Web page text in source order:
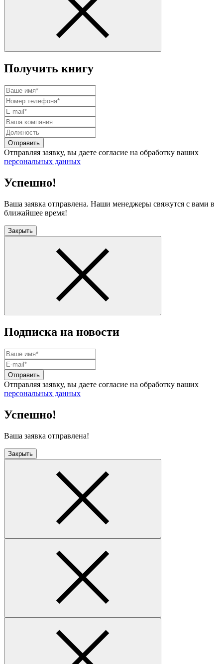
Получить книгу
Отправить
Отправляя заявку, вы даете согласие на обработку ваших
персональных данных
Успешно!
Ваша заявка отправлена. Наши менеджеры свяжутся с вами в
ближайшее время!
Закрыть
Подписка на новости
Отправить
Отправляя заявку, вы даете согласие на обработку ваших
персональных данных
Успешно!
Ваша заявка отправлена!
Закрыть